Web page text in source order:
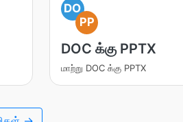
DO
PP
DOC க்கு PPTX
மாற்று DOC க்கு PPTX